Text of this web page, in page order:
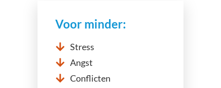
Voor minder:
Stress
Angst
Conflicten